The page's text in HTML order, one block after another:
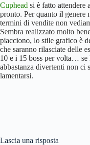
Cuphead si è fatto attendere
pronto. Per quanto il genere
termini di vendite non
Sembra realizzato molto
piacciono, lo stile grafico è
che saranno rilasciate delle
10 e i 15 boss per volta… se
abbastanza divertenti non ci
lamentarsi.
Lascia una risposta